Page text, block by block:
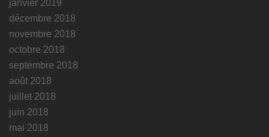
janvier 2019
décembre 2018
novembre 2018
octobre 2018
septembre 2018
août 2018
juillet 2018
juin 2018
mai 2018